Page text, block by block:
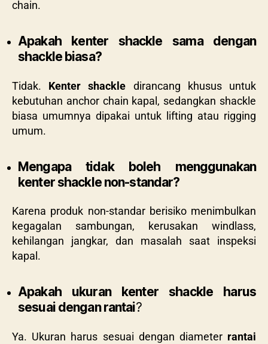
chain.
Apakah kenter shackle sama dengan
shackle biasa?
Tidak. Kenter shackle dirancang khusus untuk
kebutuhan anchor chain kapal, sedangkan shackle
biasa umumnya dipakai untuk lifting atau rigging
umum.
Mengapa tidak boleh menggunakan
kenter shackle non-standar?
Karena produk non-standar berisiko menimbulkan
kegagalan sambungan, kerusakan windlass,
kehilangan jangkar, dan masalah saat inspeksi
kapal.
Apakah ukuran kenter shackle harus
sesuai dengan rantai?
Ya. Ukuran harus sesuai dengan diameter rantai